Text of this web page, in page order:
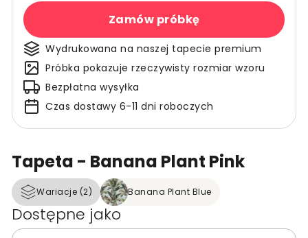
Tapeta - Banana Plant Pink
Wariacje (2) Banana Plant Blue
Dostępne jako
Zamów próbkę
Wydrukowana na naszej tapecie premium
Próbka pokazuje rzeczywisty rozmiar wzoru
Bezpłatna wysyłka
Czas dostawy 6-11 dni roboczych